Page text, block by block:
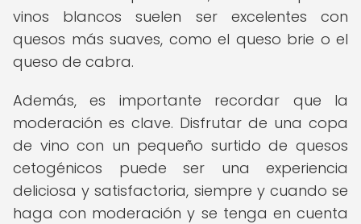
vinos blancos suelen ser excelentes con
quesos más suaves, como el queso brie o el
queso de cabra.
Además, es importante recordar que la
moderación es clave. Disfrutar de una copa
de vino con un pequeño surtido de quesos
cetogénicos puede ser una experiencia
deliciosa y satisfactoria, siempre y cuando se
haga con moderación y se tenga en cuenta